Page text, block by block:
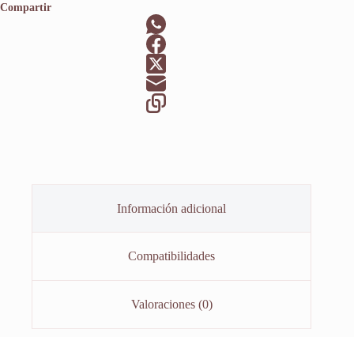
Compartir
Información adicional
Compatibilidades
Valoraciones (0)